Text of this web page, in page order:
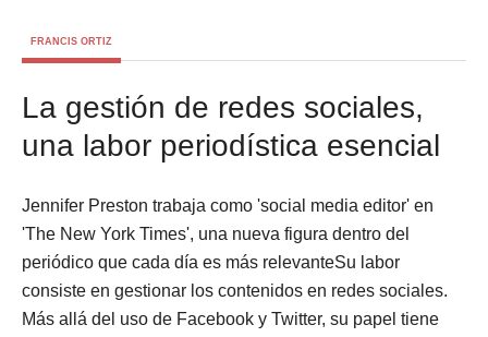
FRANCIS ORTIZ
La gestión de redes sociales,
una labor periodística esencial
Jennifer Preston trabaja como 'social media editor' en
'The New York Times', una nueva figura dentro del
periódico que cada día es más relevanteSu labor
consiste en gestionar los contenidos en redes sociales.
Más allá del uso de Facebook y Twitter, su papel tiene